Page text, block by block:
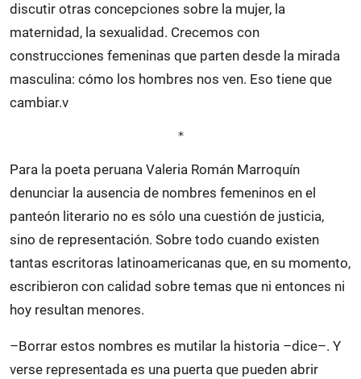
discutir otras concepciones sobre la mujer, la
maternidad, la sexualidad. Crecemos con
construcciones femeninas que parten desde la mirada
masculina: cómo los hombres nos ven. Eso tiene que
cambiar.v
*
Para la poeta peruana Valeria Román Marroquín
denunciar la ausencia de nombres femeninos en el
panteón literario no es sólo una cuestión de justicia,
sino de representación. Sobre todo cuando existen
tantas escritoras latinoamericanas que, en su momento,
escribieron con calidad sobre temas que ni entonces ni
hoy resultan menores.
–Borrar estos nombres es mutilar la historia –dice–. Y
verse representada es una puerta que pueden abrir